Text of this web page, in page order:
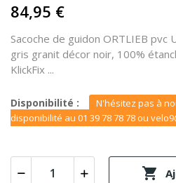
84,95 €
Sacoche de guidon ORTLIEB pvc
gris granit décor noir, 100%
KlickFix ...
Disponibilité :
N'hésitez pas à
disponibilité au 01 39 78 78 78 ou
